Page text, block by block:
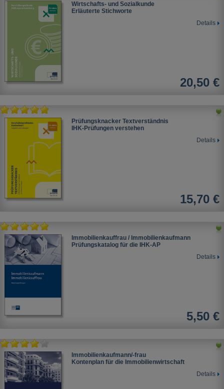
Wirtschafts- und Sozialkunde
Erläuterte Stichworte
Details
20,50 €
Prüfungsknacker Textverständnis
IHK-Prüfungen verstehen
Details
15,70 €
Immobilienkauffrau / Immobilienkaufmann
Prüfungskatalog für die IHK-AP
Details
5,50 €
Immobilienkaufmann/-frau
Kontenplan für die Immobilienwirtschaft
Details